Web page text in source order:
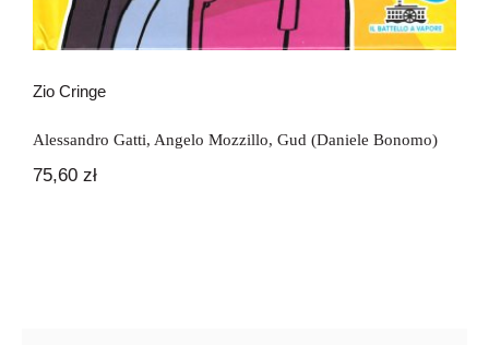
Zio Cringe
Alessandro Gatti, Angelo Mozzillo, Gud (Daniele Bonomo)
75,60 zł